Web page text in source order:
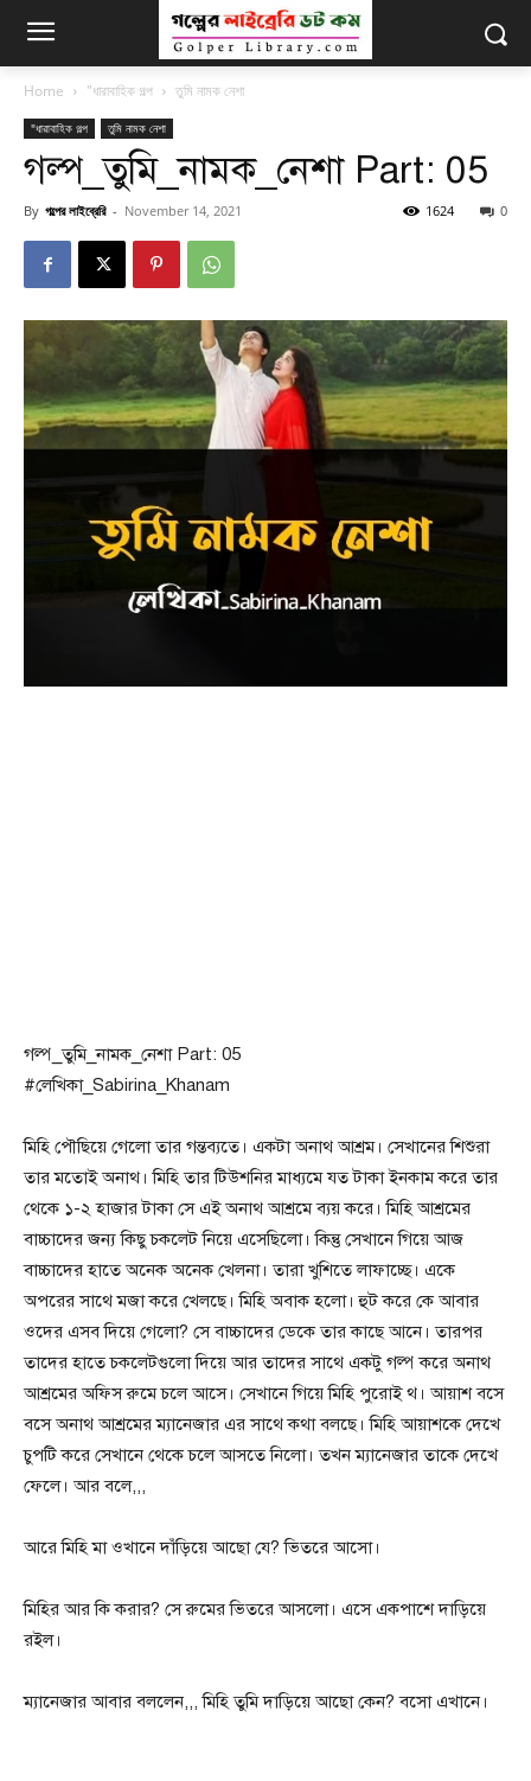
Home "ধারাবাহিক গল্প তুমি নামক নেশা
"ধারাবাহিক গল্প তুমি নামক নেশা
গল্প_তুমি_নামক_নেশা Part: 05
By গল্পের লাইব্রেরি - November 14, 2021 0
1624
গল্প_তুমি_নামক_নেশা Part: 05
#লেখিকা_Sabirina_Khanam
মিহি পৌছিয়ে গেলো তার গন্তব্যতে। একটা অনাথ আশ্রম। সেখানের শিশুরা
তার মতোই অনাথ। মিহি তার টিউশনির মাধ্যমে যত টাকা ইনকাম করে তার
থেকে ১-২ হাজার টাকা সে এই অনাথ আশ্রমে ব্যয় করে। মিহি আশ্রমের
বাচ্চাদের জন্য কিছু চকলেট নিয়ে এসেছিলো। কিন্তু সেখানে গিয়ে আজ
বাচ্চাদের হাতে অনেক অনেক খেলনা। তারা খুশিতে লাফাচ্ছে। একে
অপরের সাথে মজা করে খেলছে। মিহি অবাক হলো। হুট করে কে আবার
ওদের এসব দিয়ে গেলো? সে বাচ্চাদের ডেকে তার কাছে আনে। তারপর
তাদের হাতে চকলেটগুলো দিয়ে আর তাদের সাথে একটু গল্প করে অনাথ
আশ্রমের অফিস রুমে চলে আসে। সেখানে গিয়ে মিহি পুরোই থ। আয়াশ বসে
বসে অনাথ আশ্রমের ম্যানেজার এর সাথে কথা বলছে। মিহি আয়াশকে দেখে
চুপটি করে সেখানে থেকে চলে আসতে নিলো। তখন ম্যানেজার তাকে দেখে
ফেলে। আর বলে,,,
আরে মিহি মা ওখানে দাঁড়িয়ে আছো যে? ভিতরে আসো।
মিহির আর কি করার? সে রুমের ভিতরে আসলো। এসে একপাশে দাড়িয়ে
রইল।
ম্যানেজার আবার বললেন,,, মিহি তুমি দাড়িয়ে আছো কেন? বসো এখানে।